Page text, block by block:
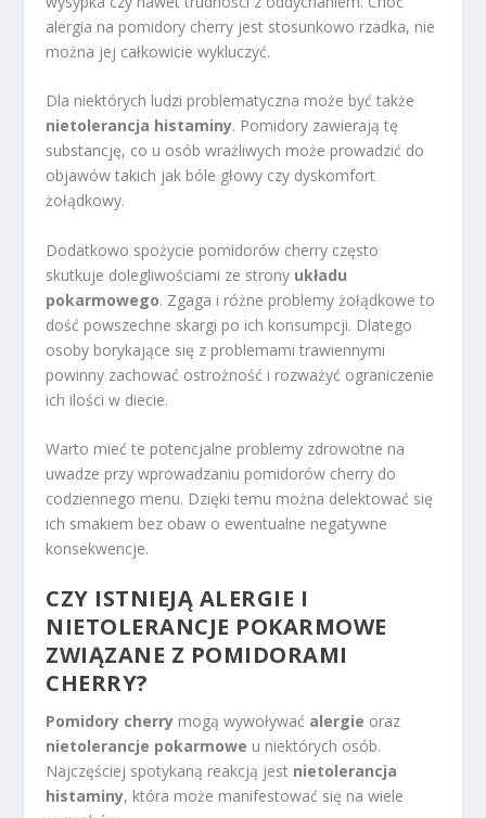
alergia na pomidory cherry jest stosunkowo rzadka, nie
można jej całkowicie wykluczyć.
Dla niektórych ludzi problematyczna może być także
nietolerancja histaminy. Pomidory zawierają tę
substancję, co u osób wrażliwych może prowadzić do
objawów takich jak bóle głowy czy dyskomfort
żołądkowy.
Dodatkowo spożycie pomidorów cherry często
skutkuje dolegliwościami ze strony układu
pokarmowego. Zgaga i różne problemy żołądkowe to
dość powszechne skargi po ich konsumpcji. Dlatego
osoby borykające się z problemami trawiennymi
powinny zachować ostrożność i rozważyć ograniczenie
ich ilości w diecie.
Warto mieć te potencjalne problemy zdrowotne na
uwadze przy wprowadzaniu pomidorów cherry do
codziennego menu. Dzięki temu można delektować się
ich smakiem bez obaw o ewentualne negatywne
konsekwencje.
CZY ISTNIEJĄ ALERGIE I
NIETOLERANCJE POKARMOWE
ZWIĄZANE Z POMIDORAMI
CHERRY?
Pomidory cherry mogą wywoływać alergie oraz
nietolerancje pokarmowe u niektórych osób.
Najczęściej spotykaną reakcją jest nietolerancja
histaminy, która może manifestować się na wiele